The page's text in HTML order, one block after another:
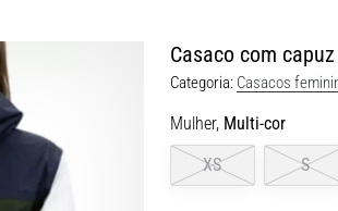
Casaco com
Categoria: Casacos
Mulher, Multi-cor
XS
S